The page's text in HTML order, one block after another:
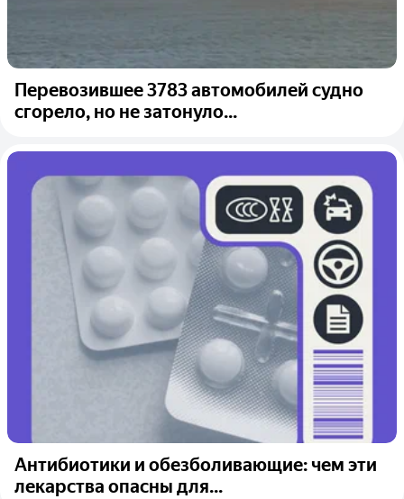
Перевозившее 3783 автомобилей судно
сгорело, но не затонуло...
Антибиотики и обезболивающие: чем эти
лекарства опасны для...